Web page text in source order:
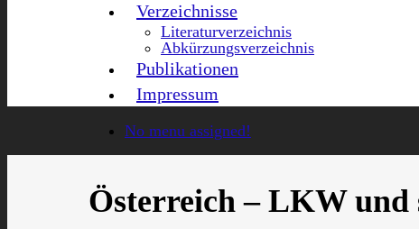
Verzeichnisse
Literaturverzeichnis
Abkürzungsverzeichnis
Publikationen
Impressum
No menu assigned!
Österreich – LKW und